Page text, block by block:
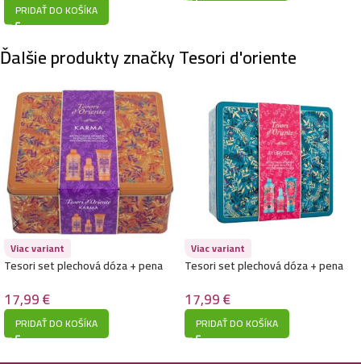
PRIDAŤ DO KOŠÍKA
Ďalšie produkty značky Tesori d'oriente
Viac variant
Tesori set plechová dóza + pena
250ml + parfém 100ml-Karma
17,99€
PRIDAŤ DO KOŠÍKA
Viac variant
Tesori set plechová dóza + pena
250ml + parfém 100ml-Ayurveda
17,99€
PRIDAŤ DO KOŠÍKA